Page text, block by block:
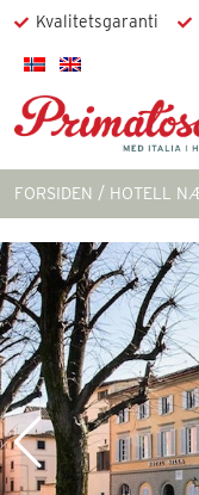
Kvalitetsgaranti
FORSIDEN HOTELL